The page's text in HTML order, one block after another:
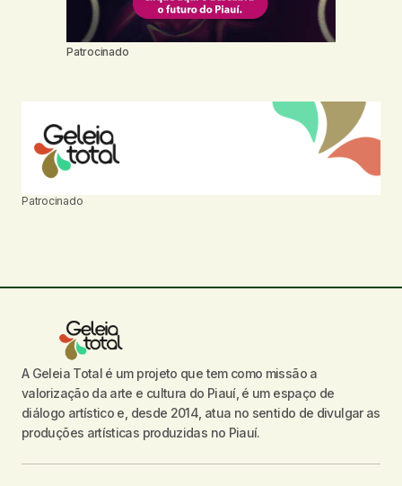
Patrocinado
Patrocinado
A Geleia Total é um projeto que tem como missão a
valorização da arte e cultura do Piauí, é um espaço de
diálogo artístico e, desde 2014, atua no sentido de divulgar as
produções artísticas produzidas no Piauí.